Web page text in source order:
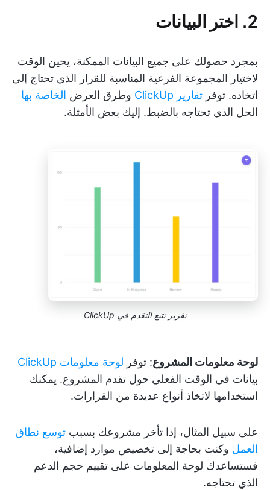
2. اختر البيانات
بمجرد حصولك على جميع البيانات الممكنة، يحين الوقت
لاختيار المجموعة الفرعية المناسبة للقرار الذي تحتاج إلى
اتخاذه. توفر تقارير ClickUp وطرق العرض الخاصة بها
الحل الذي تحتاجه بالضبط. إليك بعض الأمثلة.
تقرير تتبع التقدم في ClickUp
لوحة معلومات المشروع: توفر لوحة معلومات ClickUp
بيانات في الوقت الفعلي حول تقدم المشروع. يمكنك
استخدامها لاتخاذ أنواع عديدة من القرارات.
على سبيل المثال، إذا تأخر مشروعك بسبب توسع نطاق
العمل وكنت بحاجة إلى تخصيص موارد إضافية،
فستساعدك لوحة المعلومات على تقييم حجم الدعم
الذي تحتاجه.